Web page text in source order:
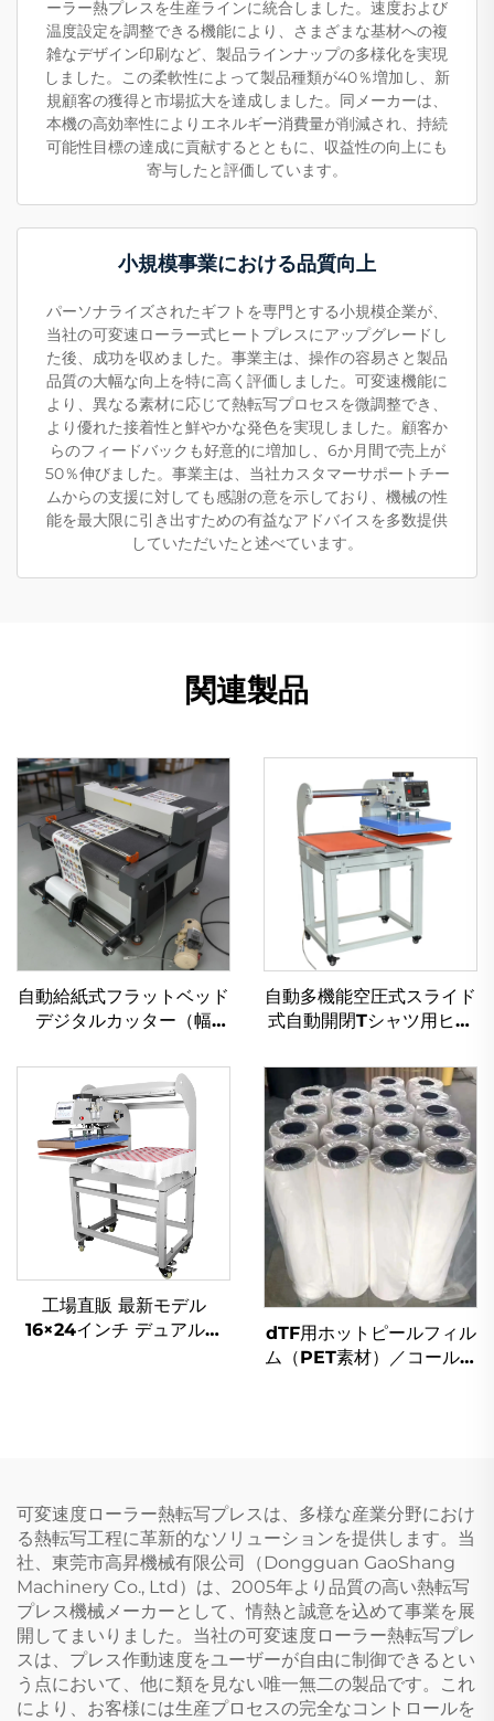
ーラー熱プレスを生産ラインに統合しました。速度および
温度設定を調整できる機能により、さまざまな基材への複
雑なデザイン印刷など、製品ラインナップの多様化を実現
しました。この柔軟性によって製品種類が40％増加し、新
規顧客の獲得と市場拡大を達成しました。同メーカーは、
本機の高効率性によりエネルギー消費量が削減され、持続
可能性目標の達成に貢献するとともに、収益性の向上にも
寄与したと評価しています。
小規模事業における品質向上
パーソナライズされたギフトを専門とする小規模企業が、
当社の可変速ローラー式ヒートプレスにアップグレードし
た後、成功を収めました。事業主は、操作の容易さと製品
品質の大幅な向上を特に高く評価しました。可変速機能に
より、異なる素材に応じて熱転写プロセスを微調整でき、
より優れた接着性と鮮やかな発色を実現しました。顧客か
らのフィードバックも好意的に増加し、6か月間で売上が
50％伸びました。事業主は、当社カスタマーサポートチー
ムからの支援に対しても感謝の意を示しており、機械の性
能を最大限に引き出すための有益なアドバイスを多数提供
していただいたと述べています。
関連製品
自動給紙式フラットベッド
デジタルカッター（幅
フィルムカッター／紙切断
機／クリスタルラベルカッ
ター／ビニルカッター
自動多機能空圧式スライド
式自動開閉Tシャツ用ヒー
cm、38×38 cm、40×60
cm対応フラットベッドプ
リンター（衣料品用）
工場直販 最新モデル
16×24インチ デュアルヒ
dTF用ホットピールフィル
ム（PET素材）／コールド
可変速度ローラー熱転写プレスは、多様な産業分野におけ
る熱転写工程に革新的なソリューションを提供します。当
社、東莞市高昇機械有限公司（Dongguan GaoShang
Machinery Co., Ltd）は、2005年より品質の高い熱転写
プレス機械メーカーとして、情熱と誠意を込めて事業を展
開してまいりました。当社の可変速度ローラー熱転写プレ
スは、プレス作動速度をユーザーが自由に制御できるとい
う点において、他に類を見ない唯一無二の製品です。これ
により、お客様には生産プロセスの完全なコントロールを